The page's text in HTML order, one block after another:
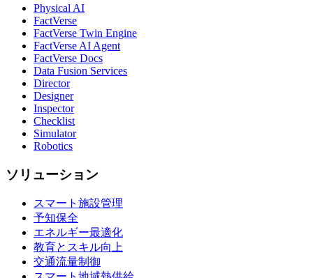
Physical AI
FactVerse
FactVerse Twin Engine
FactVerse AI Agent
FactVerse Docs
Data Fusion Services
Director
Designer
Inspector
Checklist
Simulator
Robotics
ソリューション
スマート施設管理
予知保全
エネルギー最適化
教育とスキル向上
交通流量制御